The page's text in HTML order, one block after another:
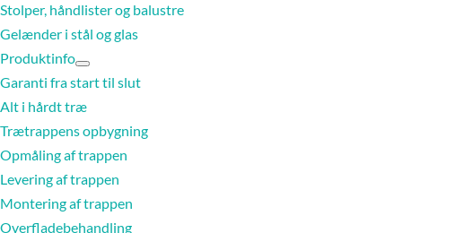
Stolper, håndlister og balustre
Gelænder i stål og glas
Produktinfo
Garanti fra start til slut
Alt i hårdt træ
Trætrappens opbygning
Opmåling af trappen
Levering af trappen
Montering af trappen
Overfladebehandling